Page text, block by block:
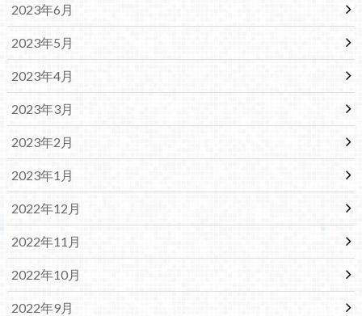
2023年6月
2023年5月
2023年4月
2023年3月
2023年2月
2023年1月
2022年12月
2022年11月
2022年10月
2022年9月